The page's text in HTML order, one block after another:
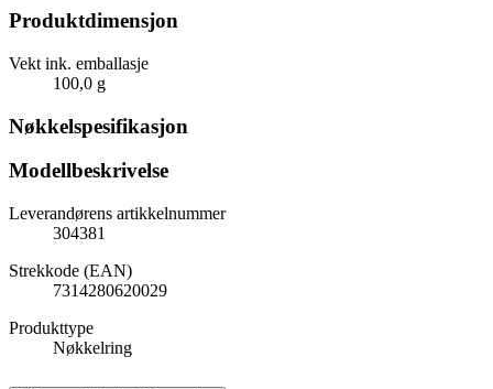
Produktdimensjon
Vekt ink. emballasje
100,0 g
Nøkkelspesifikasjon
Modellbeskrivelse
Leverandørens artikkelnummer
304381
Strekkode (EAN)
7314280620029
Produkttype
Nøkkelring